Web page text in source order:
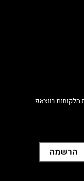
הלקוחות בווצאפ